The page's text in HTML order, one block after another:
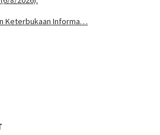
Keterbukaan Informa…